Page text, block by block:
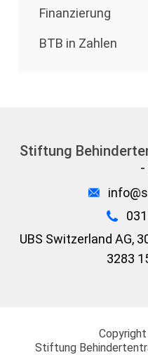
Finanzierung
BTB in Zahlen
Stiftung
UBS Switzerland AG,
3283
Stiftung